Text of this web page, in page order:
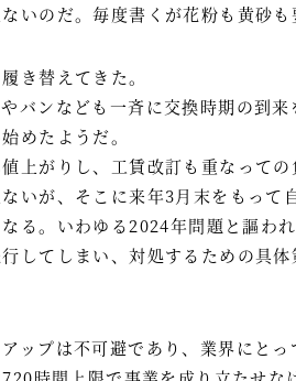
いのだ。毎度書くが花粉も黄砂も
き替えてきた。
バンなども一斉に交換時期の到
めたようだ。
上がりし、工賃改訂も重なって
いが、そこに来年3月末をもって
る。いわゆる2024年問題と謳わ
してしまい、対処するための具
ップは不可避であり、業界にとっ